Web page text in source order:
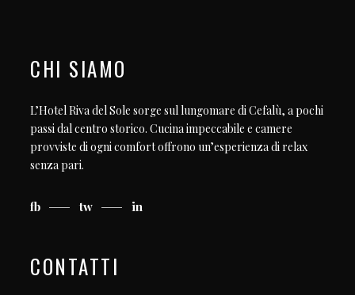
CHI SIAMO
L’Hotel Riva del Sole sorge sul lungomare di Cefalù, a pochi
passi dal centro storico. Cucina impeccabile e camere
provviste di ogni comfort offrono un’esperienza di relax
senza pari.
fb tw in
CONTATTI